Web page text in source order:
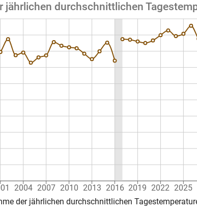
jährlichen durchschnittlichen
2004 2007 2010 2013 2016 2019 2022 2025
der jährlichen durchschnittlichen